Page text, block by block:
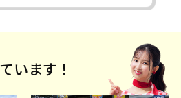
います！